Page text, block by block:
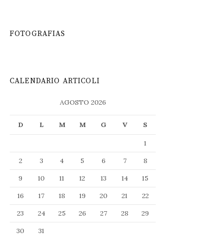
FOTOGRAFIAS
CALENDARIO ARTICOLI
AGOSTO 2026
D L M M G V S
1
2
3 4 5 6 7
8
9
10 11 12 13 14
15
16
17 18 19 20 21
22
23
24 25 26 27 28
29
30
31